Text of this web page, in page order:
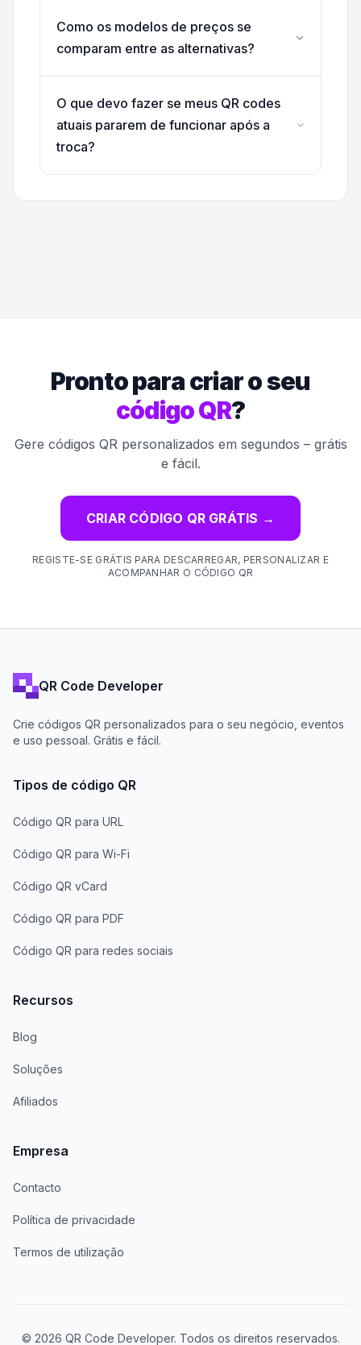
Como os modelos de preços se
comparam entre as alternativas?
O que devo fazer se meus QR codes
atuais pararem de funcionar após a
troca?
Pronto para criar o seu
código QR?
Gere códigos QR personalizados em segundos – grátis
e fácil.
CRIAR CÓDIGO QR GRÁTIS →
REGISTE-SE GRÁTIS PARA DESCARREGAR, PERSONALIZAR E
ACOMPANHAR O CÓDIGO QR
QR Code Developer
Crie códigos QR personalizados para o seu negócio, eventos
e uso pessoal. Grátis e fácil.
Tipos de código QR
Código QR para URL
Código QR para Wi-Fi
Código QR vCard
Código QR para PDF
Código QR para redes sociais
Recursos
Blog
Soluções
Afiliados
Empresa
Contacto
Política de privacidade
Termos de utilização
© 2026 QR Code Developer. Todos os direitos reservados.